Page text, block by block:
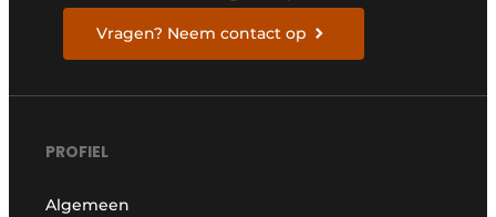
Vragen? Neem contact op
PROFIEL
Algemeen